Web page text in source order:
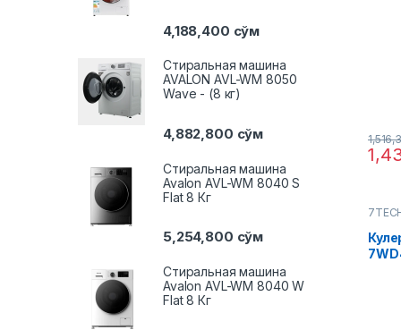
4,188,400 сўм
Стиральная машина
AVALON AVL-WM 8050
Wave - (8 кг)
4,882,800 сўм
Стиральная машина
Avalon AVL-WM 8040 S
Flat 8 Кг
5,254,800 сўм
Стиральная машина
Avalon AVL-WM 8040 W
Flat 8 Кг